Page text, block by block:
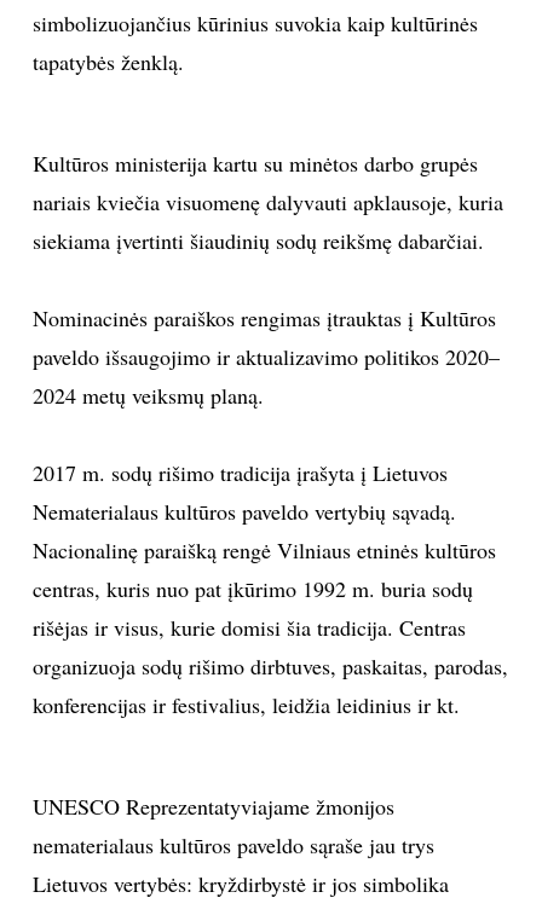
Prenumeruodami portalą,
Jūs sutinkate su
simbolizuojančius kūrinius suvokia kaip kultūrinės
tapatybės ženklą.
Kultūros ministerija kartu su minėtos darbo grupės
nariais kviečia visuomenę dalyvauti apklausoje, kuria
siekiama įvertinti šiaudinių sodų reikšmę dabarčiai.
Nominacinės paraiškos rengimas įtrauktas į Kultūros
paveldo išsaugojimo ir aktualizavimo politikos 2020–
2024 metų veiksmų planą.
2017 m. sodų rišimo tradicija įrašyta į Lietuvos
Nematerialaus kultūros paveldo vertybių sąvadą.
Nacionalinę paraišką rengė Vilniaus etninės kultūros
centras, kuris nuo pat įkūrimo 1992 m. buria sodų
rišėjas ir visus, kurie domisi šia tradicija. Centras
organizuoja sodų rišimo dirbtuves, paskaitas, parodas,
konferencijas ir festivalius, leidžia leidinius ir kt.
UNESCO Reprezentatyviajame žmonijos
nematerialaus kultūros paveldo sąraše jau trys
Lietuvos vertybės: kryždirbystė ir jos simbolika